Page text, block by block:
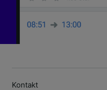
Kontakt